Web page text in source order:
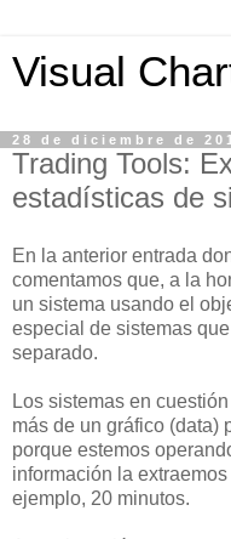
Visual
28 de diciembre de
Trading Tools:
estadísticas de
En la anterior entrada
comentamos que, a la
un sistema usando el
especial de sistemas
separado.
Los sistemas en
más de un gráfico (data)
porque estemos
información la
ejemplo, 20 minutos.